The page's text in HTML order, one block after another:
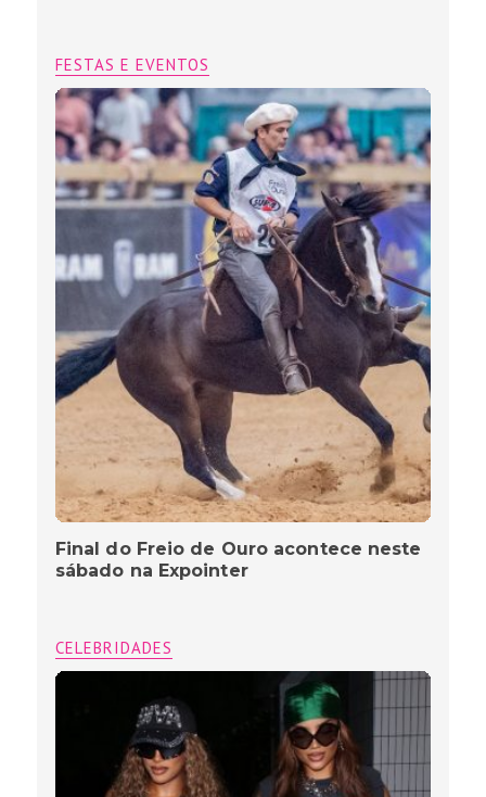
FESTAS E EVENTOS
Final do Freio de Ouro acontece neste
sábado na Expointer
CELEBRIDADES